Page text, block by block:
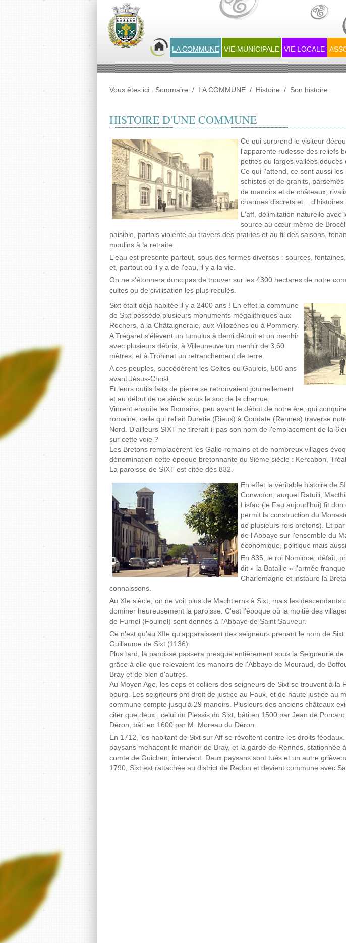
LA COMMUNE VIE MUNICIPALE VIE LOCALE
Vous êtes ici : Sommaire / LA COMMUNE / Histoire / Son histoire
HISTOIRE D'UNE COMMUNE
Ce qui surprend le visiteur
l'apparente rudesse des reliefs
petites ou larges vallées douces
Ce qui l'attend, ce sont aussi les
schistes et de granits,
de manoirs et de châteaux,
charmes discrets et ...d'histoires
L'aff, délimitation naturelle avec
source au cœur même de
paisible, parfois violente au travers des prairies et au fil des saisons,
moulins à la retraite.
L'eau est présente partout, sous des formes diverses : sources,
et, partout où il y a de l'eau, il y a la vie.
On ne s'étonnera donc pas de trouver sur les 4300 hectares de notre
cultes ou de civilisation les plus reculés.
Sixt était déjà habitée il y a 2400 ans ! En effet la commune
de Sixt possède plusieurs monuments mégalithiques aux
Rochers, à la Châtaigneraie, aux Villozènes ou à Pommery.
A Trégaret s'élèvent un tumulus à demi détruit et un menhir
avec plusieurs débris, à Villeuneuve un menhir de 3,60
mètres, et à Trohinat un retranchement de terre.
A ces peuples, succédèrent les Celtes ou Gaulois, 500 ans
avant Jésus-Christ.
Et leurs outils faits de pierre se retrouvaient journellement
et au début de ce siècle sous le soc de la charrue.
Vinrent ensuite les Romains, peu avant le début de notre ère, qui
romaine, celle qui reliait Duretie (Rieux) à Condate (Rennes) traverse
Nord. D'ailleurs SIXT ne tirerait-il pas son nom de l'emplacement de la
sur cette voie ?
Les Bretons remplacèrent les Gallo-romains et de nombreux villages
dénomination cette époque bretonnante du 9ième siècle : Kercabon,
La paroisse de SIXT est citée dès 832.
En effet la véritable histoire de
Conwoïon, auquel Ratuili,
Lisfao (le Fau aujoud'hui) fit
permit la construction du
de plusieurs rois bretons). Et
de l'Abbaye sur l'ensemble du
économique, politique mais
En 835, le roi Nominoë, défait,
dit « la Bataille » l'armée
Charlemagne et instaure la
connaissons.
Au XIe siècle, on ne voit plus de Machtierns à Sixt, mais les descendants
dominer heureusement la paroisse. C'est l'époque où la moitié des
de Furnel (Fouinel) sont donnés à l'Abbaye de Saint Sauveur.
Ce n'est qu'au XIIe qu'apparaissent des seigneurs prenant le nom de
Guillaume de Sixt (1136).
Plus tard, la paroisse passera presque entièrement sous la Seigneurie
grâce à elle que relevaient les manoirs de l'Abbaye de Mouraud, de
Bray et de bien d'autres.
Au Moyen Age, les ceps et colliers des seigneurs de Sixt se trouvent à la
bourg. Les seigneurs ont droit de justice au Faux, et de haute justice au
commune compte jusqu'à 29 manoirs. Plusieurs des anciens châteaux
citer que deux : celui du Plessis du Sixt, bâti en 1500 par Jean de
Déron, bâti en 1600 par M. Moreau du Déron.
En 1712, les habitant de Sixt sur Aff se révoltent contre les droits
paysans menacent le manoir de Bray, et la garde de Rennes, stationnée
comte de Guichen, intervient. Deux paysans sont tués et un autre
1790, Sixt est rattachée au district de Redon et devient commune avec